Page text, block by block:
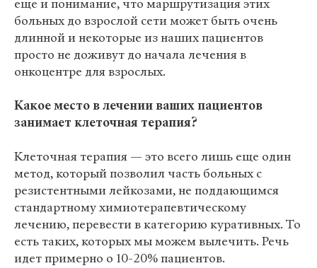
еще и понимание, что маршрутизация этих
больных до взрослой сети может быть очень
длинной и некоторые из наших пациентов
просто не доживут до начала лечения в
онкоцентре для взрослых.
Какое место в лечении ваших пациентов
занимает клеточная терапия?
Клеточная терапия — это всего лишь еще один
метод, который позволил часть больных с
резистентными лейкозами, не поддающимся
стандартному химиотерапевтическому
лечению, перевести в категорию куративных. То
есть таких, которых мы можем вылечить. Речь
идет примерно о 10-20% пациентов.